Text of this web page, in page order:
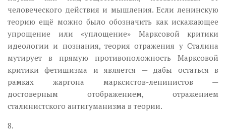
человеческого действия и мышления. Если ленинскую
теорию ещё можно было обозначить как искажающее
упрощение или «уплощение» Марксовой критики
идеологии и познания, теория отражения у Сталина
мутирует в прямую противоположность Марксовой
критики фетишизма и является — дабы остаться в
рамках жаргона марксистов-ленинистов —
достоверным отображением, отражением
сталинистского антигуманизма в теории.
8.